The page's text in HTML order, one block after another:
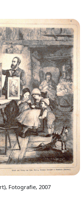
Fotografie, 2007